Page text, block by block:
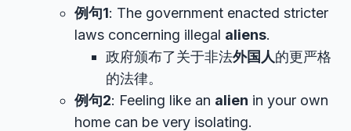
例句1: The government enacted stricter
laws concerning illegal aliens.
政府颁布了关于非法外国人的更严格
的法律。
例句2: Feeling like an alien in your own
home can be very isolating.